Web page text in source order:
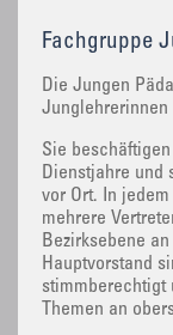
Fachgruppe
Die Jungen
Junglehrerinnen
Sie
Dienstjahre und
vor Ort. In
mehrere
Bezirksebene
Hauptvorstand
stimmberechtigt
Themen an